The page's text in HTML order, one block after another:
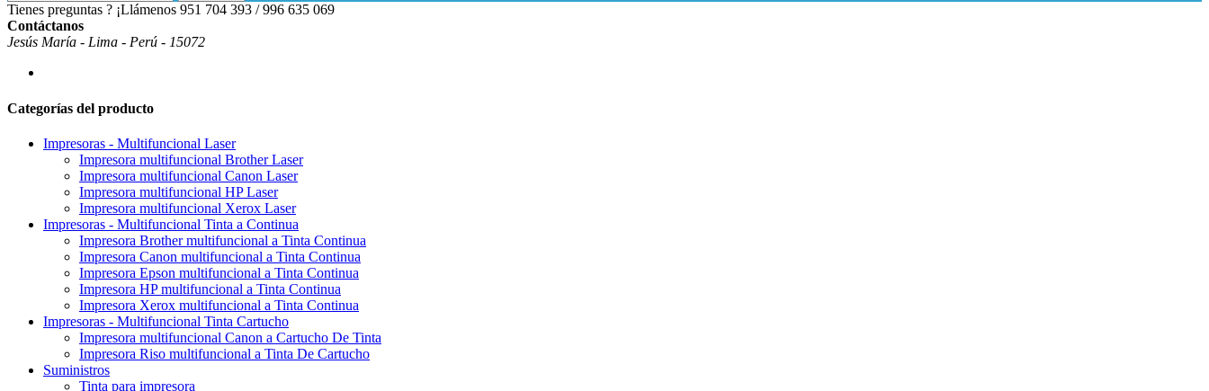
Tienes preguntas ? ¡Llámenos 951 704 393 / 996 635 069
Contáctanos
Jesús María - Lima - Perú - 15072
Categorías del producto
Impresoras - Multifuncional Laser
Impresora multifuncional Brother Laser
Impresora multifuncional Canon Laser
Impresora multifuncional HP Laser
Impresora multifuncional Xerox Laser
Impresoras - Multifuncional Tinta a Continua
Impresora Brother multifuncional a Tinta Continua
Impresora Canon multifuncional a Tinta Continua
Impresora Epson multifuncional a Tinta Continua
Impresora HP multifuncional a Tinta Continua
Impresora Xerox multifuncional a Tinta Continua
Impresoras - Multifuncional Tinta Cartucho
Impresora multifuncional Canon a Cartucho De Tinta
Impresora Riso multifuncional a Tinta De Cartucho
Suministros
Tinta para impresora